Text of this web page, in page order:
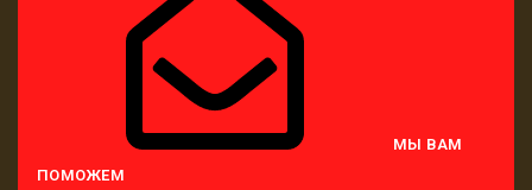
МЫ ВАМ
ПОМОЖЕМ